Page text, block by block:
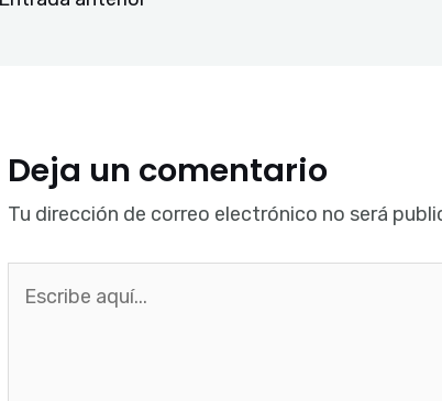
Deja un comentario
Tu dirección de correo electrónico no será